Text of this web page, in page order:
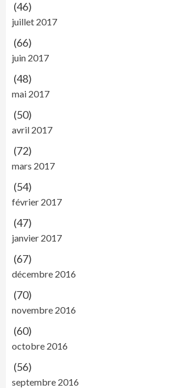
(46)
juillet 2017
(66)
juin 2017
(48)
mai 2017
(50)
avril 2017
(72)
mars 2017
(54)
février 2017
(47)
janvier 2017
(67)
décembre 2016
(70)
novembre 2016
(60)
octobre 2016
(56)
septembre 2016